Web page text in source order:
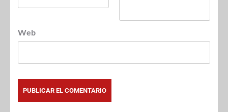
Web